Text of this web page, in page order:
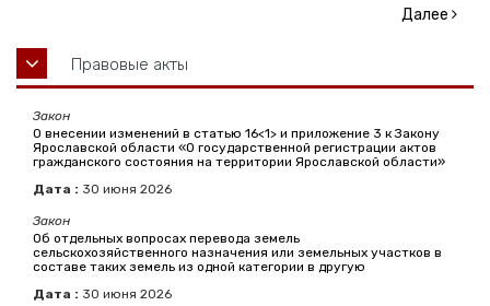
Далее
Правовые акты
Закон
О внесении изменений в статью 16<1> и приложение 3 к Закону
Ярославской области «О государственной регистрации актов
гражданского состояния на территории Ярославской области»
Дата : 30 июня 2026
Закон
Об отдельных вопросах перевода земель
сельскохозяйственного назначения или земельных участков в
составе таких земель из одной категории в другую
Дата : 30 июня 2026